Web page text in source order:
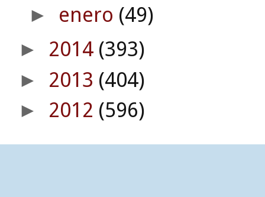
► enero (49)
► 2014 (393)
► 2013 (404)
► 2012 (596)